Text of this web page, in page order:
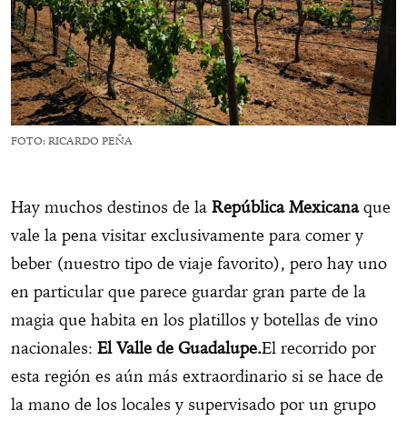
FOTO: RICARDO PEÑA
Hay muchos destinos de la República Mexicanaque
vale la pena visitar exclusivamente para comer y
beber (nuestro tipo de viaje favorito), pero hay uno
en particular que parece guardar gran parte de la
magia que habita en los platillos y botellas de vino
nacionales: El Valle de Guadalupe.El recorrido por
esta región es aún más extraordinario si se hace de
la mano de los locales y supervisado por un grupo